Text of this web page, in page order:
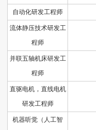
自动化研发工程师
流体静压技术研发工
程师
并联五轴机床研发工
程师
直驱电机，直线电机
研发工程师
机器听觉（人工智